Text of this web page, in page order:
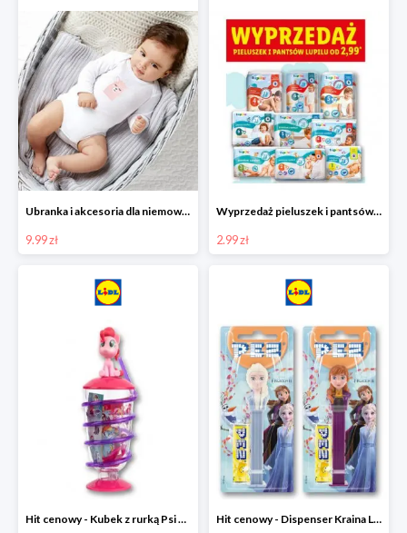
Ubranka i akcesoria dla niemowląt w Lidlu od 9,99 zł
9.99 zł
Wyprzedaż pieluszek i pantsów LUPILU od 2,99 zł
2.99 zł
Hit cenowy - Kubek z rurką Psi Patrol, PONY, Minionki, Peppa Hit cenowy - Dispenser Kraina Lodu